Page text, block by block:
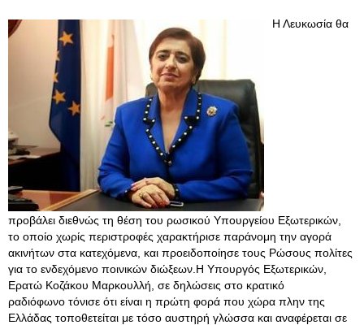
Η Λευκωσία θα
προβάλει διεθνώς τη θέση του ρωσικού Υπουργείου Εξωτερικών,
το οποίο χωρίς περιστροφές χαρακτήρισε παράνομη την αγορά
ακινήτων στα κατεχόμενα, και προειδοποίησε τους Ρώσους πολίτες
για το ενδεχόμενο ποινικών διώξεων.Η Υπουργός Εξωτερικών,
Ερατώ Κοζάκου Μαρκουλλή, σε δηλώσεις στο κρατικό
ραδιόφωνο τόνισε ότι είναι η πρώτη φορά που χώρα πλην της
Ελλάδας τοποθετείται με τόσο αυστηρή γλώσσα και αναφέρεται σε